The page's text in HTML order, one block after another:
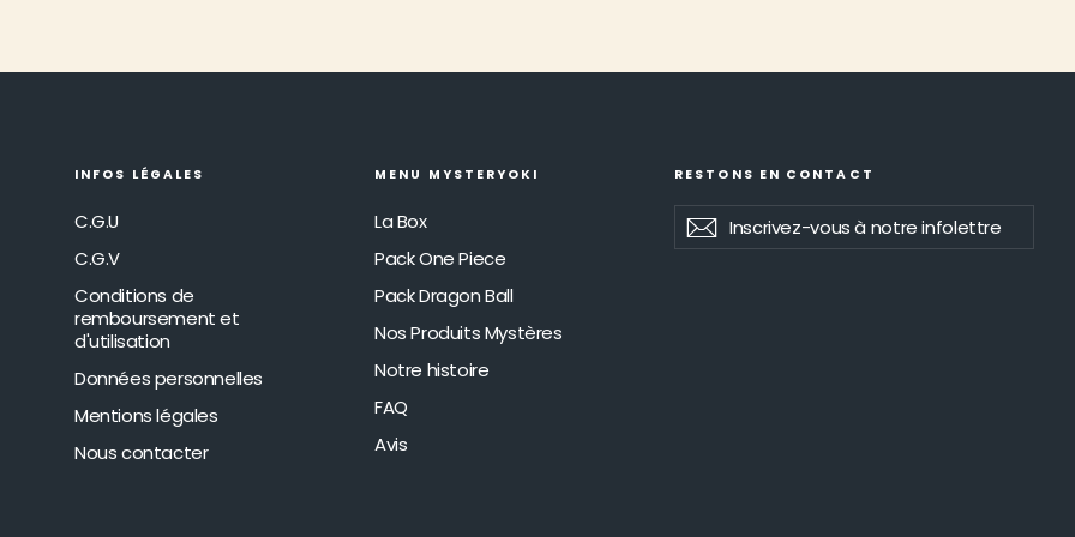
INFOS LÉGALES
C.G.U
C.G.V
Conditions de
remboursement et
d'utilisation
Données personnelles
Mentions légales
Nous contacter
MENU MYSTERYOKI
La Box
Pack One Piece
Pack Dragon Ball
Nos Produits Mystères
Notre histoire
FAQ
Avis
RESTONS EN CONTACT
Inscrivez-
vous
S'inscrireS'inscrire